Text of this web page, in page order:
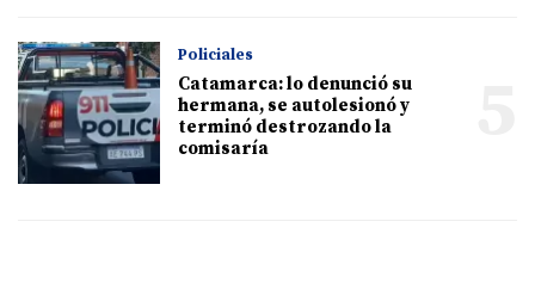
Policiales
Catamarca: lo denunció su
hermana, se autolesionó y
terminó destrozando la
comisaría